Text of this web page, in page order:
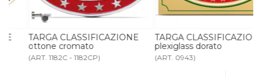
TARGA CLASSIFICAZIONE
ottone cromato
(ART. 1182C - 1182CP)
TARGA CLASSIFICAZIONE
plexiglass dorato
(ART. 0943)